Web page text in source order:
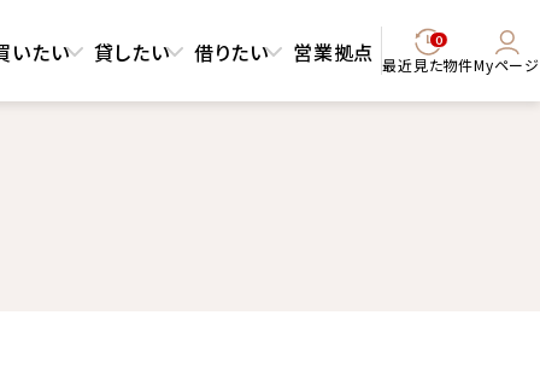
いたい 貸したい 借りたい 営業拠点 0
最近見た物件Myページ